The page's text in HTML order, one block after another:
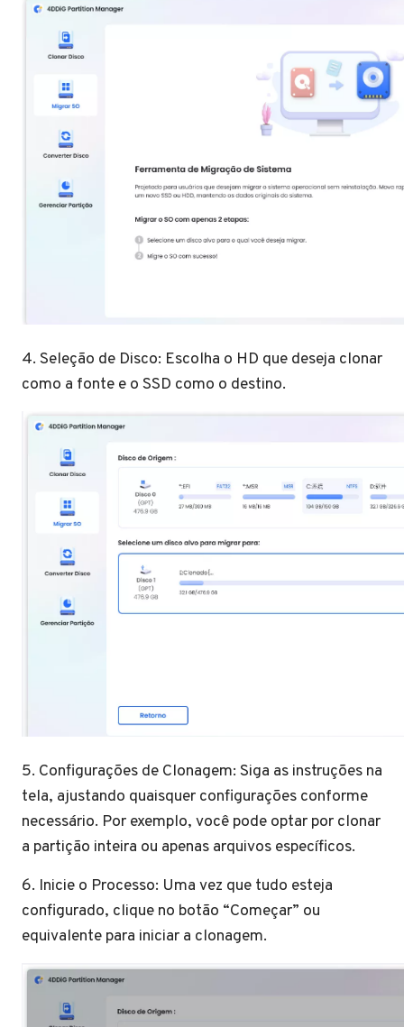
4. Seleção de Disco: Escolha o HD que deseja clonar
como a fonte e o SSD como o destino.
5. Configurações de Clonagem: Siga as instruções na
tela, ajustando quaisquer configurações conforme
necessário. Por exemplo, você pode optar por clonar
a partição inteira ou apenas arquivos específicos.
6. Inicie o Processo: Uma vez que tudo esteja
configurado, clique no botão “Começar” ou
equivalente para iniciar a clonagem.